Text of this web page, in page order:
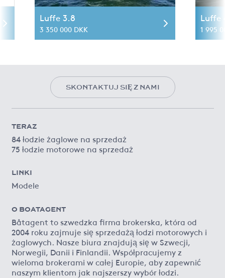
Luffe 3.8
3 350 000 DKK
Luffe
1 995
SKONTAKTUJ SIĘ Z NAMI
TERAZ
84 łodzie żaglowe na sprzedaż
75 łodzie motorowe na sprzedaż
LINKI
Modele
O BOATAGENT
Båtagent to szwedzka firma brokerska, która od
2004 roku zajmuje się sprzedażą łodzi motorowych i
żaglowych. Nasze biura znajdują się w Szwecji,
Norwegii, Danii i Finlandii. Współpracujemy z
wieloma brokerami w całej Europie, aby zapewnić
naszym klientom jak najszerszy wybór łodzi.